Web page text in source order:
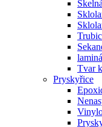
Tvar
Pryskyřice